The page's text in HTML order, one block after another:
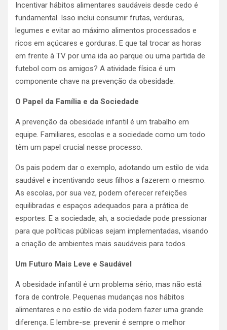
Incentivar hábitos alimentares saudáveis desde cedo é
fundamental. Isso inclui consumir frutas, verduras,
legumes e evitar ao máximo alimentos processados e
ricos em açúcares e gorduras. E que tal trocar as horas
em frente à TV por uma ida ao parque ou uma partida de
futebol com os amigos? A atividade física é um
componente chave na prevenção da obesidade.
O Papel da Família e da Sociedade
A prevenção da obesidade infantil é um trabalho em
equipe. Familiares, escolas e a sociedade como um todo
têm um papel crucial nesse processo.
Os pais podem dar o exemplo, adotando um estilo de vida
saudável e incentivando seus filhos a fazerem o mesmo.
As escolas, por sua vez, podem oferecer refeições
equilibradas e espaços adequados para a prática de
esportes. E a sociedade, ah, a sociedade pode pressionar
para que políticas públicas sejam implementadas, visando
a criação de ambientes mais saudáveis para todos.
Um Futuro Mais Leve e Saudável
A obesidade infantil é um problema sério, mas não está
fora de controle. Pequenas mudanças nos hábitos
alimentares e no estilo de vida podem fazer uma grande
diferença. E lembre-se: prevenir é sempre o melhor